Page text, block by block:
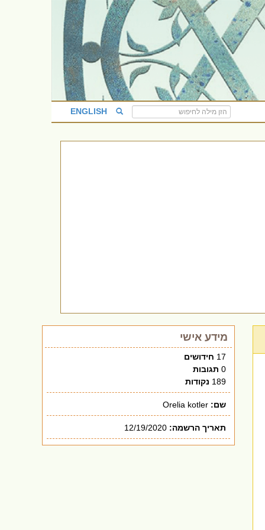
ENGLISH
מידע אישי
17 חידושים
0 תגובות
189 נקודות
שם:
תאריך הרשמה: 12/19/2020